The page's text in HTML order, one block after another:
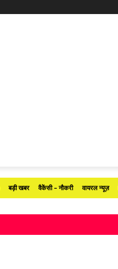
बड़ी खबर वैकेंसी – नौकरी वायरल न्यूज़